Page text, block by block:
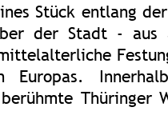
Stück entlang
der Stadt - aus
Europas.
Thüringer